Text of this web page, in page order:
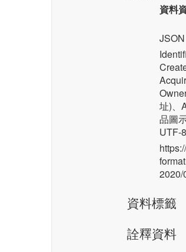
資料
JSON
址)、
品圖
UTF-8
2020/
資料標籤
詮釋資料